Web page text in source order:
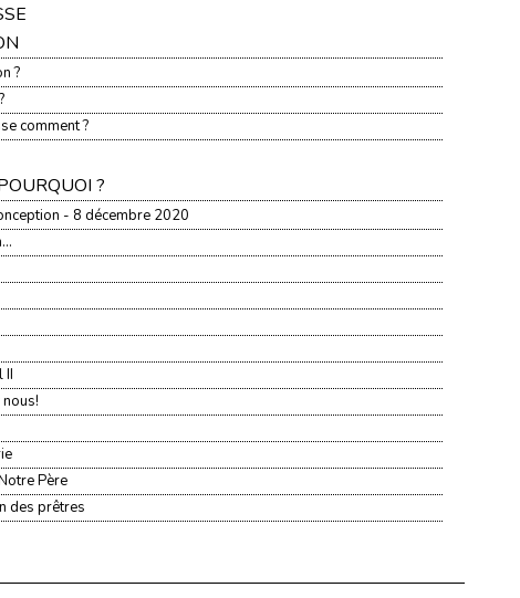
?
comment ?
?
- 8 décembre 2020
II
Père
des prêtres